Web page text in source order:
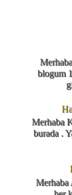
blogum
Merhaba
burada .
Merhaba